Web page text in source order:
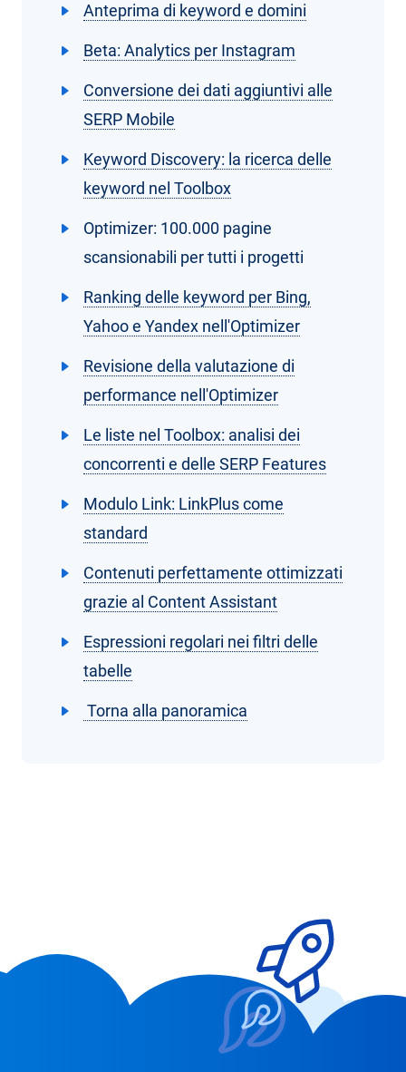
Anteprima di keyword e domini
Beta: Analytics per Instagram
Conversione dei dati aggiuntivi alle
SERP Mobile
Keyword Discovery: la ricerca delle
keyword nel Toolbox
Optimizer: 100.000 pagine
scansionabili per tutti i progetti
Ranking delle keyword per Bing,
Yahoo e Yandex nell'Optimizer
Revisione della valutazione di
performance nell'Optimizer
Le liste nel Toolbox: analisi dei
concorrenti e delle SERP Features
Modulo Link: LinkPlus come
standard
Contenuti perfettamente ottimizzati
grazie al Content Assistant
Espressioni regolari nei filtri delle
tabelle
Torna alla panoramica